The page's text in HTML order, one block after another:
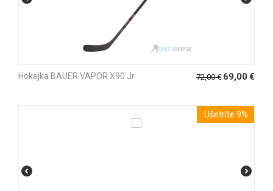
Hokejka BAUER VAPOR X90 Jr. 72,00 € 69,00 €
Ušetríte 9%